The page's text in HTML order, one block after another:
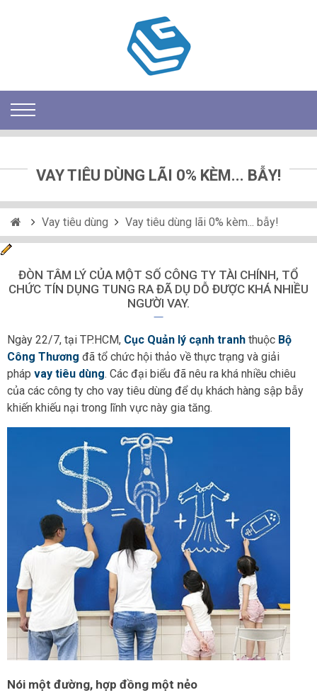
VAY TIÊU DÙNG LÃI 0% KÈM... BẪY!
Vay tiêu dùng Vay tiêu dùng lãi 0% kèm... bẫy!
ĐÒN TÂM LÝ CỦA MỘT SỐ CÔNG TY TÀI CHÍNH, TỔ
CHỨC TÍN DỤNG TUNG RA ĐÃ DỤ DỖ ĐƯỢC KHÁ NHIỀU
NGƯỜI VAY.
Ngày 22/7, tại TP.HCM, Cục Quản lý cạnh tranh thuộc Bộ
Công Thương đã tổ chức hội thảo về thực trạng và giải
pháp vay tiêu dùng. Các đại biểu đã nêu ra khá nhiều chiêu
của các công ty cho vay tiêu dùng để dụ khách hàng sập bẫy
khiến khiếu nại trong lĩnh vực này gia tăng.
Nói một đường, hợp đồng một nẻo